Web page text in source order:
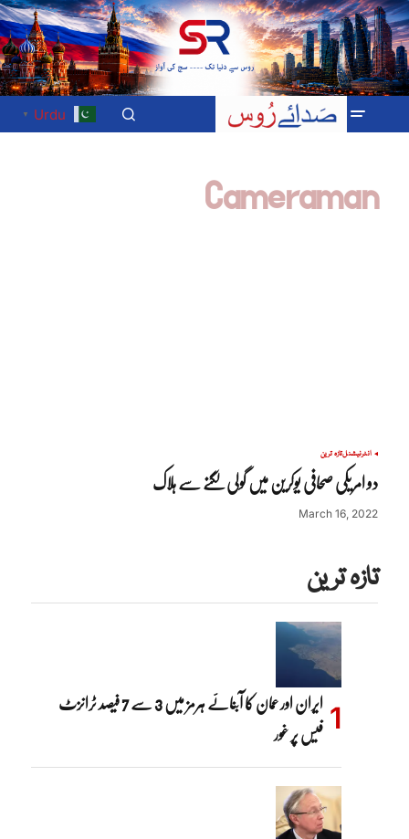
Urdu
▼
Cameraman
انٹرنیشنلتازہ ترین
دو امریکی صحافی یوکرین میں گولی لگنے سے ہلاک
March 16, 2022
تازہ ترین
ایران اور عمان کا آبنائے ہرمز میں 3 سے 7 فیصد ٹرانزٹ
فیس پر غور